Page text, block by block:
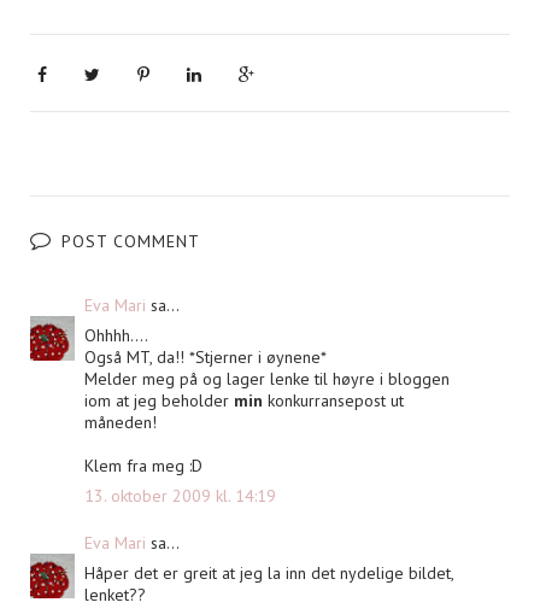
POST COMMENT
Eva Mari sa...
Ohhhh....
Også MT, da!! *Stjerner i øynene*
Melder meg på og lager lenke til høyre i bloggen
iom at jeg beholder min konkurransepost ut
måneden!
Klem fra meg :D
13. oktober 2009 kl. 14:19
Eva Mari sa...
Håper det er greit at jeg la inn det nydelige bildet,
lenket??